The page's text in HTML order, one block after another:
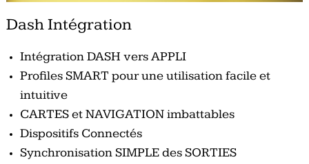
Dash Intégration
Intégration DASH vers APPLI
Profiles SMART pour une utilisation facile et
intuitive
CARTES et NAVIGATION imbattables
Dispositifs Connectés
Synchronisation SIMPLE des SORTIES